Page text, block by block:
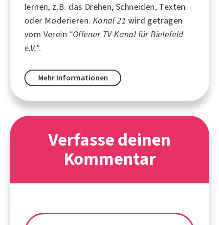
lernen, z.B. das Drehen, Schneiden, Texten
oder Moderieren. Kanal 21 wird getragen
vom Verein "Offener TV-Kanal für Bielefeld
e.V.".
Mehr Informationen
Verfasse deinen
Kommentar